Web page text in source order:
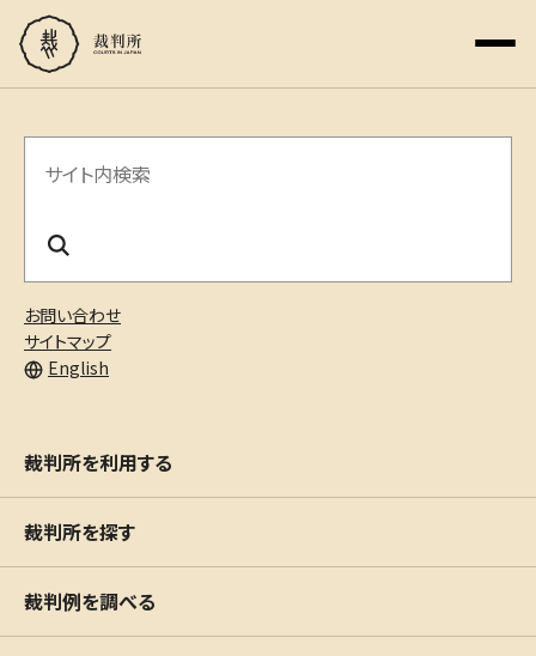
お問い合わせ
サイトマップ
English
サ
内
検
索
裁判所を利用する
裁判所を探す
裁判例を調べる